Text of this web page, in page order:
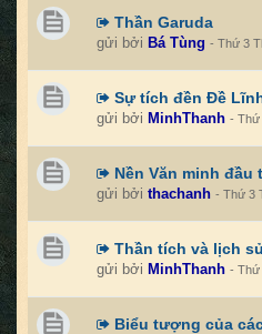
Thần Garuda
gửi bởi Bá Tùng - Thứ 3
Sự tích đền Đề
gửi bởi MinhThanh - Thứ
Nền Văn minh đầu
gửi bởi thachanh - Thứ 3
Thần tích và lịch
gửi bởi MinhThanh - Thứ
Biểu tượng của